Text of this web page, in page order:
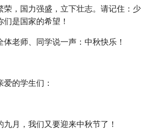
荣，国力强盛，立下壮志。请记住：少
是国家的希望！
老师、同学说一声：中秋快乐！
的学生们：
月，我们又要迎来中秋节了！